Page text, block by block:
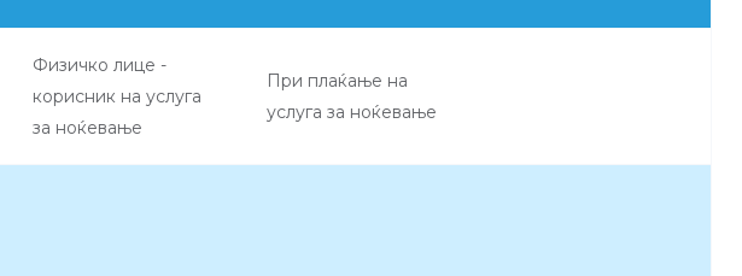
Физичко лице -
корисник на услуга
за ноќевање
При плаќање на
услуга за ноќевање